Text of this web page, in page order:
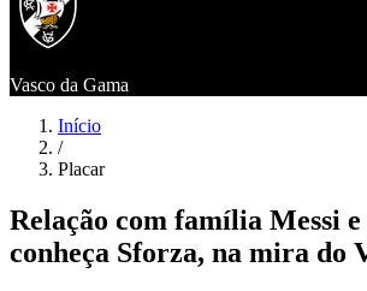
Vasco da Gama
Início
/
Placar
Relação com família Messi e
conheça Sforza, na mira do